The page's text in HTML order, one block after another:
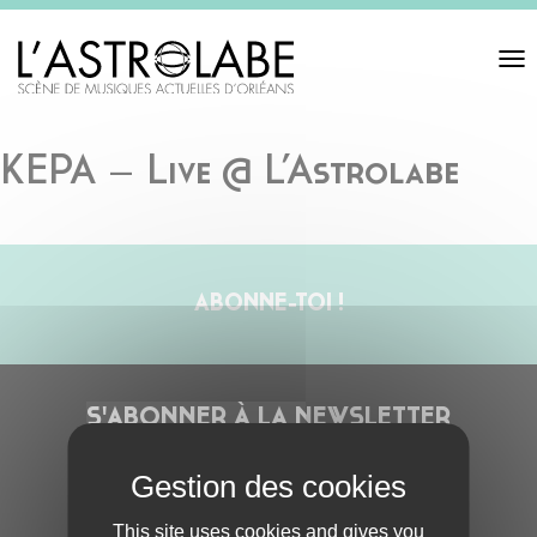
Toggle
KEPA – Live @ L’Astrolabe
ABONNE-TOI !
S'ABONNER À LA NEWSLETTER
This site uses cookies and gives you